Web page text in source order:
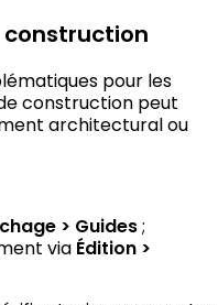
construction
pour les
construction peut
architectural ou
> Guides;
via Édition >